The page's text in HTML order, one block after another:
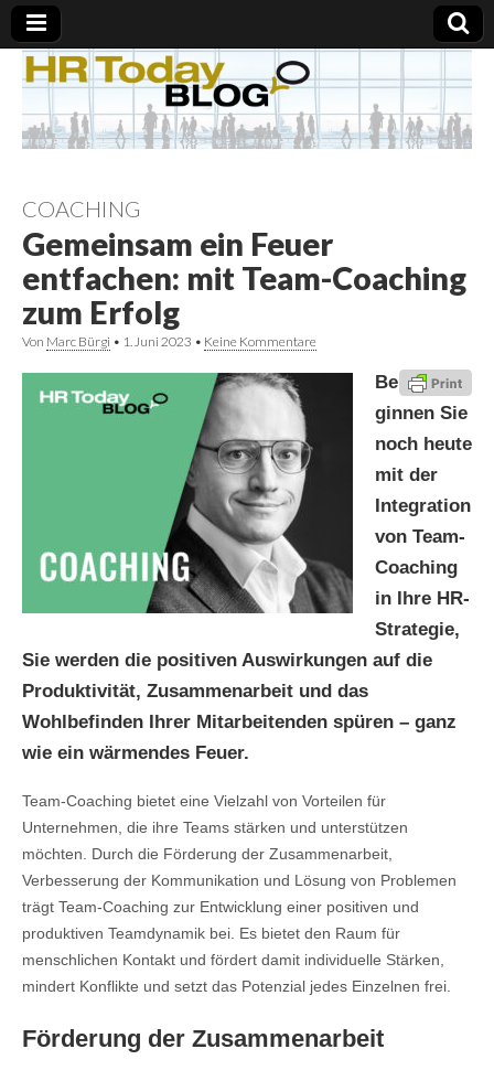
COACHING
Gemeinsam ein Feuer
entfachen: mit Team-Coaching
zum Erfolg
Von Marc Bürgi • 1. Juni 2023 • Keine Kommentare
Be
ginnen Sie
noch heute
mit der
Integration
von Team-
Coaching
in Ihre HR-
Strategie,
Sie werden die positiven Auswirkungen auf die
Produktivität, Zusammenarbeit und das
Wohlbefinden Ihrer Mitarbeitenden spüren – ganz
wie ein wärmendes Feuer.
Team-Coaching bietet eine Vielzahl von Vorteilen für
Unternehmen, die ihre Teams stärken und unterstützen
möchten. Durch die Förderung der Zusammenarbeit,
Verbesserung der Kommunikation und Lösung von Problemen
trägt Team-Coaching zur Entwicklung einer positiven und
produktiven Teamdynamik bei. Es bietet den Raum für
menschlichen Kontakt und fördert damit individuelle Stärken,
mindert Konflikte und setzt das Potenzial jedes Einzelnen frei.
Förderung der Zusammenarbeit